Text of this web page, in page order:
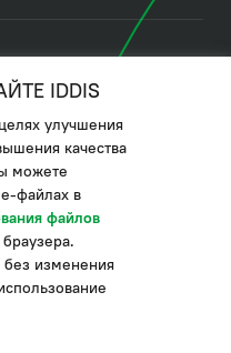
файлов cookies
ПДн
цепочкой поставки
право в любой момент
дизайн и характеристики
его качество.
IDDIS
улучшения
качества
можете
файлах в
файлов
без изменения